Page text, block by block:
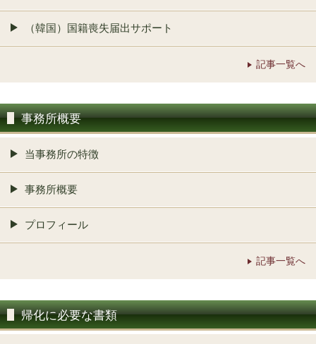
（韓国）国籍喪失届出サポート
記事一覧へ
事務所概要
当事務所の特徴
事務所概要
プロフィール
記事一覧へ
帰化に必要な書類